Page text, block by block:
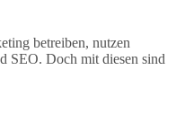
betreiben, nutzen
SEO. Doch mit diesen sind